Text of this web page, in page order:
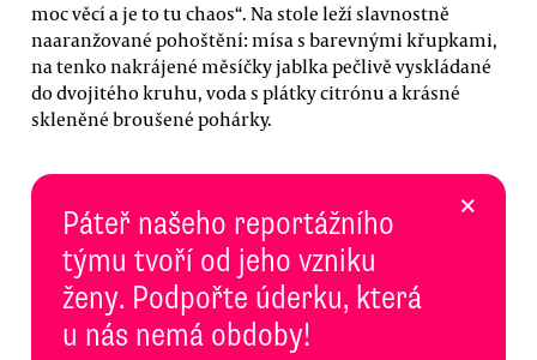
moc věcí a je to tu chaos“. Na stole leží slavnostně
naaranžované pohoštění: mísa s barevnými křupkami,
na tenko nakrájené měsíčky jablka pečlivě vyskládané
do dvojitého kruhu, voda s plátky citrónu a krásné
skleněné broušené pohárky.
Páteř našeho reportážního
týmu tvoří od jeho vzniku
ženy. Podpořte úderku, která
u nás nemá obdoby!
×